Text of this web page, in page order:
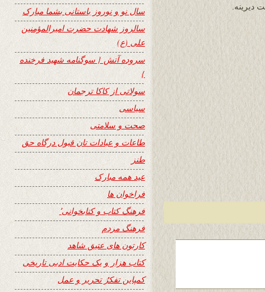
دیرینه.
سال نو و نوروز باستانی بشما مبارک
سالروز شهادت حضرت امیرالمؤمنین
علی (ع)
سروده آتش { سوگنامه شهید فرخنده
}
سولاتی از کاکا ترجمان
سیاسی
صحت و سلامتی
طاعات و عبادات تان قبول درگاه حق
طنز
عید همه مبارک
فراخوان ها
فرهنگ کتاب و کتابخوانی٬
فرهنگ مردم
کارتون های عتیق شاهد
کتاب هزار و یک حکایت ادبی تاریخی
کمپاین تفکرُ تحریر و عمل